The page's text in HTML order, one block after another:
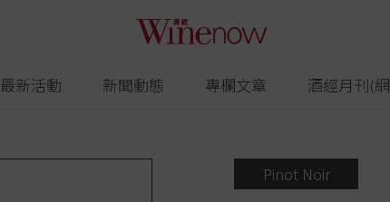
最新活動 新聞動態 專欄文章 酒經月刊(
Pinot Noir